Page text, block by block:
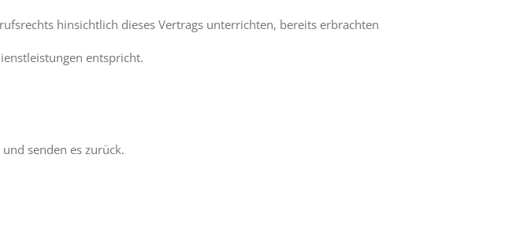
hinsichtlich dieses Vertrags unterrichten, bereits erbrachten
entspricht.
senden es zurück.